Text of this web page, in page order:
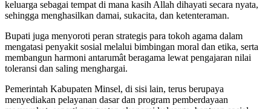
keluarga sebagai tempat di mana kasih Allah dihayati secara nyata,
sehingga menghasilkan damai, sukacita, dan ketenteraman.
Bupati juga menyoroti peran strategis para tokoh agama dalam
mengatasi penyakit sosial melalui bimbingan moral dan etika, serta
membangun harmoni antarumât beragama lewat pengajaran nilai
toleransi dan saling menghargai.
Pemerintah Kabupaten Minsel, di sisi lain, terus berupaya
menyediakan pelayanan dasar dan program pemberdayaan